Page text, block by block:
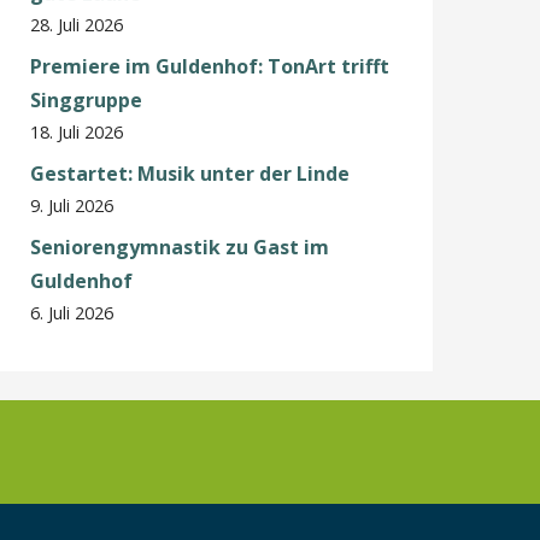
28. Juli 2026
Premiere im Guldenhof: TonArt trifft
Singgruppe
18. Juli 2026
Gestartet: Musik unter der Linde
9. Juli 2026
Seniorengymnastik zu Gast im
Guldenhof
6. Juli 2026